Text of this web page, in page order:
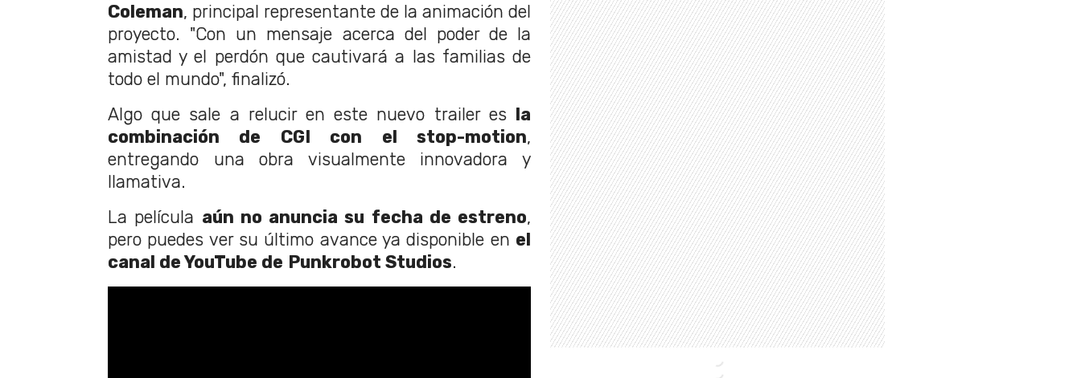
Coleman, principal representante de la animación del
proyecto. "Con un mensaje acerca del poder de la
amistad y el perdón que cautivará a las familias de
todo el mundo", finalizó.
Algo que sale a relucir en este nuevo trailer es la
combinación de CGI con el stop-motion,
entregando una obra visualmente innovadora y
llamativa.
La película aún no anuncia su fecha de estreno,
pero puedes ver su último avance ya disponible en el
canal de YouTube de Punkrobot Studios.